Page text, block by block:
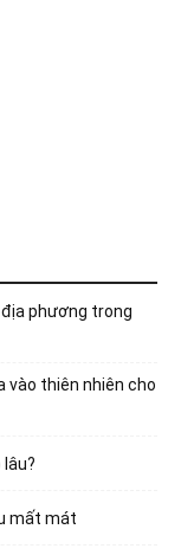
địa phương trong
vào thiên nhiên cho
mất mát